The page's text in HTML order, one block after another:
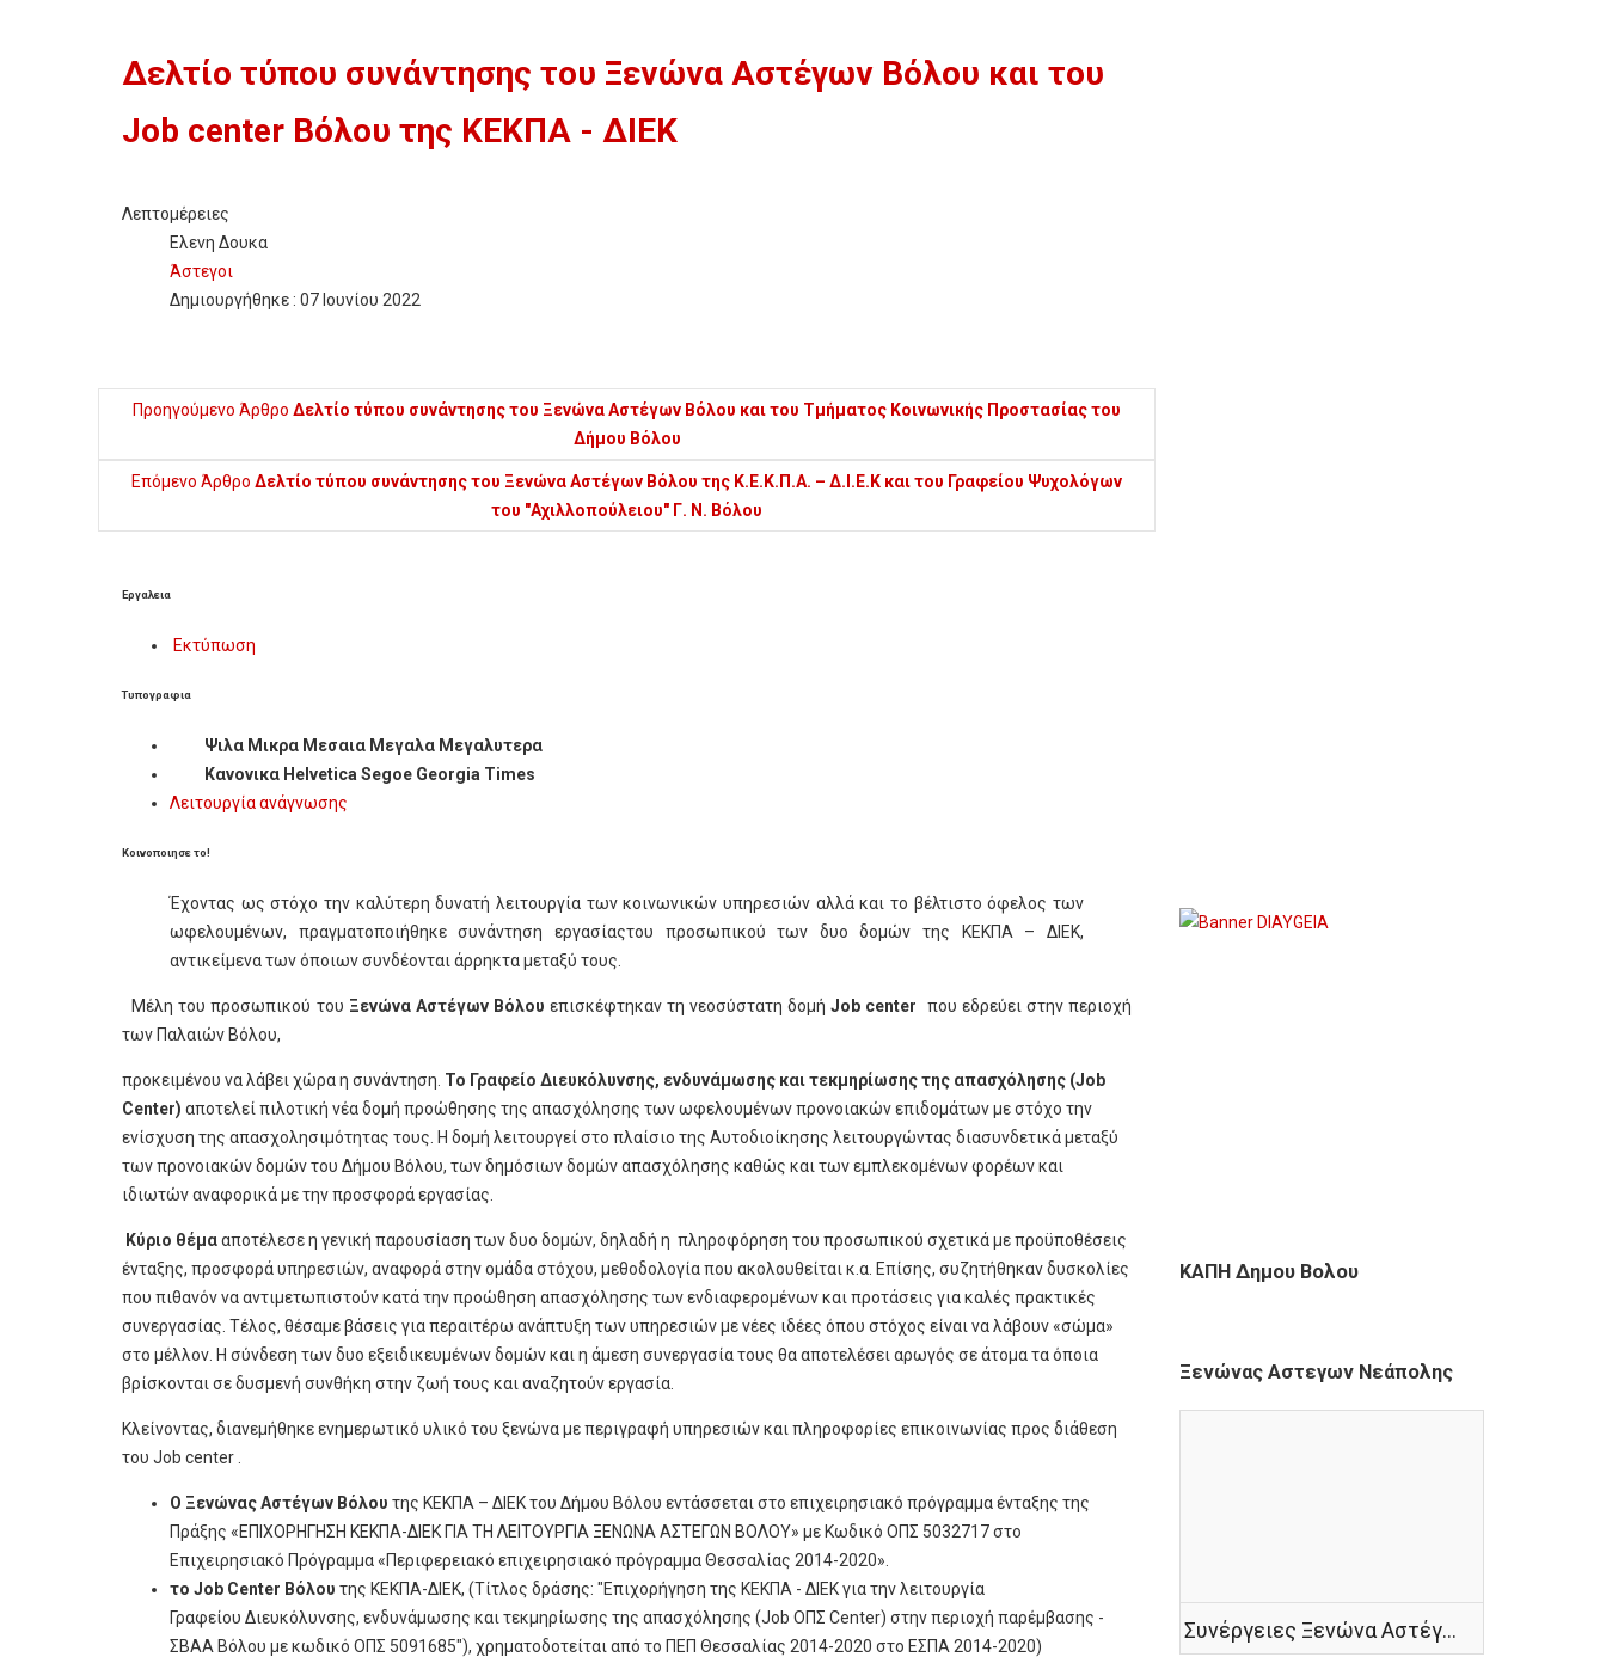
Δελτίο τύπου συνάντησης του Ξενώνα Αστέγων Βόλου και του
Job center Βόλου της ΚΕΚΠΑ - ΔΙΕΚ
Λεπτομέρειες
Ελενη Δουκα
Άστεγοι
Δημιουργήθηκε : 07 Ιουνίου 2022
Προηγούμενο Άρθρο Δελτίο τύπου συνάντησης του Ξενώνα Αστέγων Βόλου και του Τμήματος Κοινωνικής Προστασίας του
Δήμου Βόλου
Επόμενο Άρθρο Δελτίο τύπου συνάντησης του Ξενώνα Αστέγων Βόλου της Κ.Ε.Κ.Π.Α. – Δ.Ι.Ε.Κ και του Γραφείου Ψυχολόγων
του "Αχιλλοπούλειου" Γ. Ν. Βόλου
Εργαλεια
Εκτύπωση
Τυπογραφια
Ψιλα Μικρα Μεσαια Μεγαλα Μεγαλυτερα
Κανονικα Helvetica Segoe Georgia Times
Λειτουργία ανάγνωσης
Κοινοποιησε το!
Έχοντας ως στόχο την καλύτερη δυνατή λειτουργία των κοινωνικών υπηρεσιών αλλά και το βέλτιστο όφελος των
ωφελουμένων, πραγματοποιήθηκε συνάντηση εργασίαςτου προσωπικού των δυο δομών της ΚΕΚΠΑ – ΔΙΕΚ,
αντικείμενα των όποιων συνδέονται άρρηκτα μεταξύ τους.
Μέλη του προσωπικού του Ξενώνα Αστέγων Βόλου επισκέφτηκαν τη νεοσύστατη δομήJob center που εδρεύει στην περιοχή
των Παλαιών Βόλου,
προκειμένου να λάβει χώρα η συνάντηση. Το Γραφείο Διευκόλυνσης, ενδυνάμωσης και τεκμηρίωσης της απασχόλησης (Job
Center) αποτελεί πιλοτική νέα δομή προώθησης της απασχόλησης των ωφελουμένων προνοιακών επιδομάτων με στόχο την
ενίσχυση της απασχολησιμότητας τους. Η δομή λειτουργεί στο πλαίσιο της Αυτοδιοίκησης λειτουργώντας διασυνδετικά μεταξύ
των προνοιακών δομών του Δήμου Βόλου, των δημόσιων δομών απασχόλησης καθώς και των εμπλεκομένων φορέων και
ιδιωτών αναφορικά με την προσφορά εργασίας.
Κύριο θέμααποτέλεσε η γενική παρουσίαση των δυο δομών, δηλαδή η πληροφόρηση του προσωπικού σχετικά με προϋποθέσεις
ένταξης, προσφορά υπηρεσιών, αναφορά στην ομάδα στόχου, μεθοδολογία που ακολουθείται κ.α. Επίσης, συζητήθηκαν δυσκολίες
που πιθανόν να αντιμετωπιστούν κατά την προώθηση απασχόλησης των ενδιαφερομένων και προτάσεις για καλές πρακτικές
συνεργασίας. Τέλος, θέσαμε βάσεις για περαιτέρω ανάπτυξη των υπηρεσιών με νέες ιδέες όπου στόχος είναι να λάβουν «σώμα»
στο μέλλον. Η σύνδεση των δυο εξειδικευμένων δομών και η άμεση συνεργασία τους θα αποτελέσει αρωγός σε άτομα τα όποια
βρίσκονται σε δυσμενή συνθήκη στην ζωή τους και αναζητούν εργασία.
Κλείνοντας, διανεμήθηκε ενημερωτικό υλικό του ξενώνα με περιγραφή υπηρεσιών και πληροφορίες επικοινωνίας προς διάθεση
του Job center .
Ο Ξενώνας Αστέγων Βόλου της ΚΕΚΠΑ – ΔΙΕΚ του Δήμου Βόλου εντάσσεται στο επιχειρησιακό πρόγραμμα ένταξης της
Πράξης «ΕΠΙΧΟΡΗΓΗΣΗ ΚΕΚΠΑ-ΔΙΕΚ ΓΙΑ ΤΗ ΛΕΙΤΟΥΡΓΙΑ ΞΕΝΩΝΑ ΑΣΤΕΓΩΝ ΒΟΛΟΥ» με Κωδικό ΟΠΣ 5032717 στο
Επιχειρησιακό Πρόγραμμα «Περιφερειακό επιχειρησιακό πρόγραμμα Θεσσαλίας 2014-2020».
το Job Center Βόλου της ΚΕΚΠΑ-ΔΙΕΚ, (Τίτλος δράσης: "Επιχορήγηση της ΚΕΚΠΑ - ΔΙΕΚ για την λειτουργία
Γραφείου Διευκόλυνσης, ενδυνάμωσης και τεκμηρίωσης της απασχόλησης (Job ΟΠΣ Center) στην περιοχή παρέμβασης -
ΣΒΑΑ Βόλου με κωδικό ΟΠΣ 5091685"), χρηματοδοτείται από το ΠΕΠ Θεσσαλίας 2014-2020 στο ΕΣΠΑ 2014-2020)
ΚΑΠΗ Δημου Βολου
Ξενώνας Αστεγων Νεάπολης
Συνέργειες Ξενώνα Αστέγων & ΤΟΜΥ Ν. Ιωνίας